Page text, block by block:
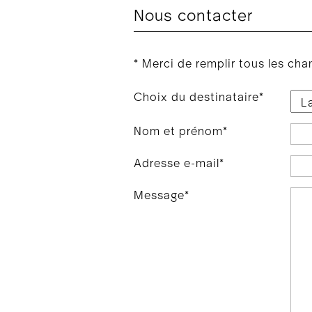
Nous contacter
* Merci de remplir tous les
Champ
Choix du destinataire*
Champ
Nom et prénom*
Champ
Adresse e-mail *
Champ
Message*